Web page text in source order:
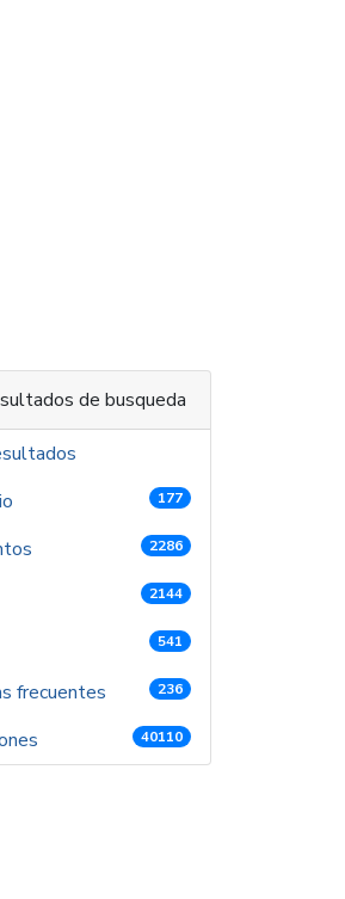
de busqueda
177
2286
2144
541
frecuentes 236
40110